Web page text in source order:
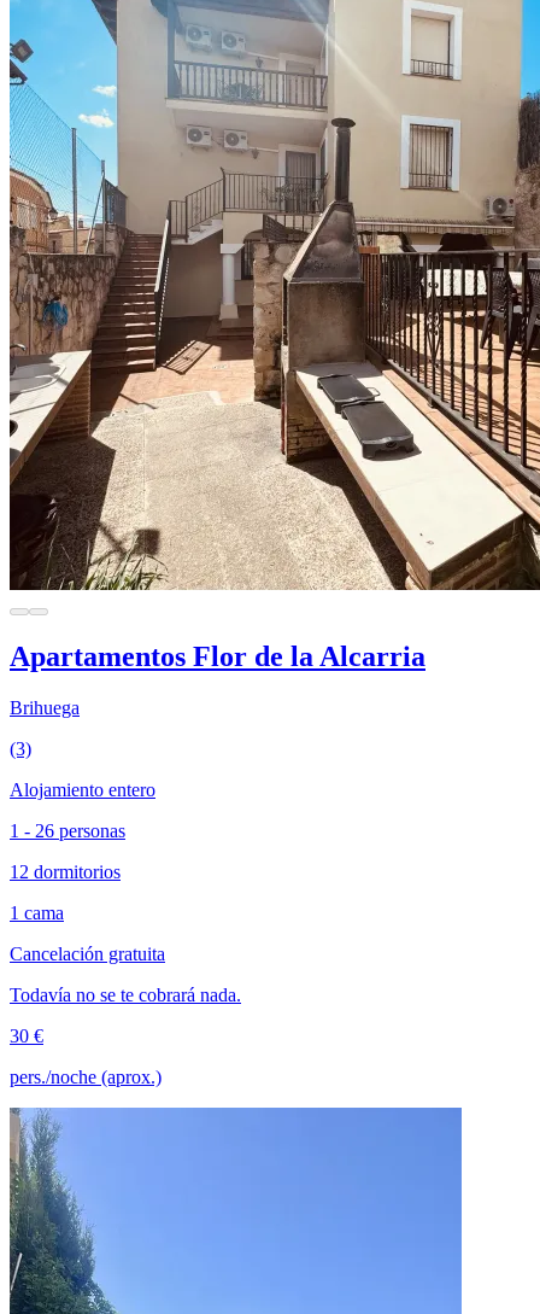
Apartamentos Flor de la Alcarria
Brihuega
(3)
Alojamiento entero
1 - 26 personas
12 dormitorios
1 cama
Cancelación gratuita
Todavía no se te cobrará nada.
30 €
pers./noche (aprox.)